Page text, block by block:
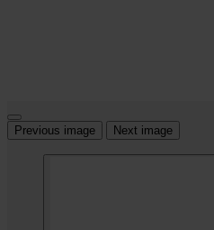
Previous image Next image